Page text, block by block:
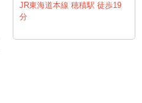
JR東海道本線 穂積駅 徒歩19
分